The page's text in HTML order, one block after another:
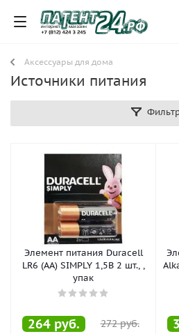
Аксессуары для дома
Источники питания
Элемент питания Duracell
LR6 (АА) SIMPLY 1,5В 2 шт., ,
упак
264руб. 272руб.